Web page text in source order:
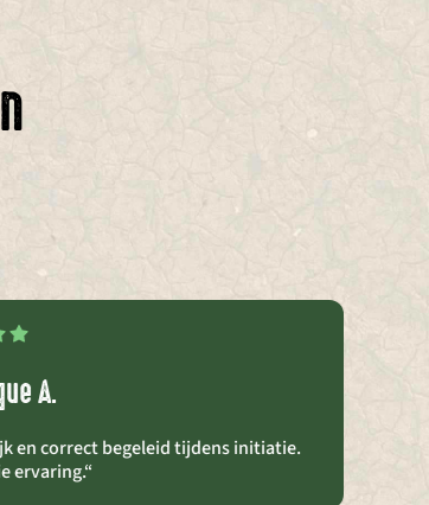
A.
en correct begeleid tijdens initiatie.
ervaring.“